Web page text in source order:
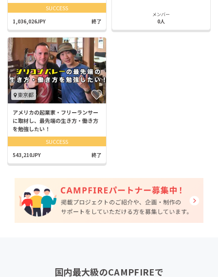
SUCCESS
1,036,026JPY 終了
メンバー
0人
東京都
アメリカの起業家・フリーランサー
に取材し、最先端の生き方・働き方
を勉強したい！
SUCCESS
543,210JPY 終了
国内最大級のCAMPFIREで